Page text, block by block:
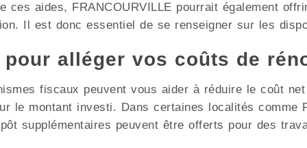
ces aides, FRANCOURVILLE pourrait également
Il est donc essentiel de se renseigner sur les
alléger vos coûts de
fiscaux peuvent vous aider à réduire le coût
le montant investi. Dans certaines localités comme
supplémentaires peuvent être offerts pour des